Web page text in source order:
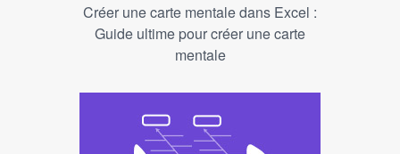
Créer une carte mentale dans Excel :
Guide ultime pour créer une carte
mentale